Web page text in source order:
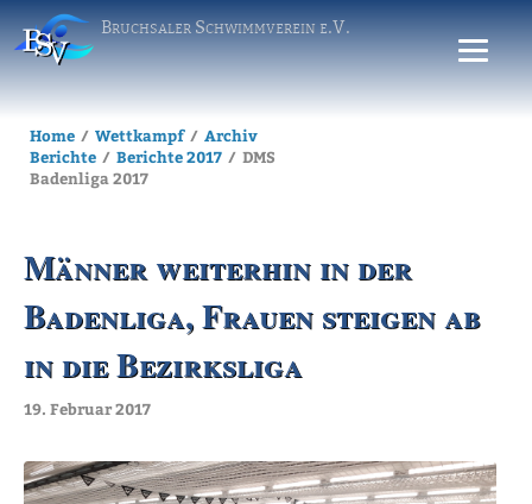
Bruchsaler Schwimmverein e.V.
Home Wettkampf
Archiv
Berichte
Berichte 2017
DMS
Badenliga 2017
Männer weiterhin in der
Badenliga, Frauen steigen ab
in die Bezirksliga
19. Februar 2017